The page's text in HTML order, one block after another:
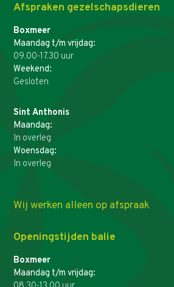
Afspraken gezelschapsdieren
Boxmeer
Maandag t/m vrijdag:
09.00-17.30 uur
Weekend:
Gesloten
Sint Anthonis
Maandag:
In overleg
Woensdag:
In overleg
Wij werken alleen op afspraak
Openingstijden balie
Boxmeer
Maandag t/m vrijdag: